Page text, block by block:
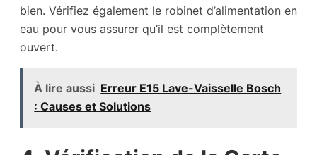
bien. Vérifiez également le robinet d’alimentation en
eau pour vous assurer qu’il est complètement
ouvert.
À lire aussi Erreur E15 Lave-Vaisselle Bosch
: Causes et Solutions